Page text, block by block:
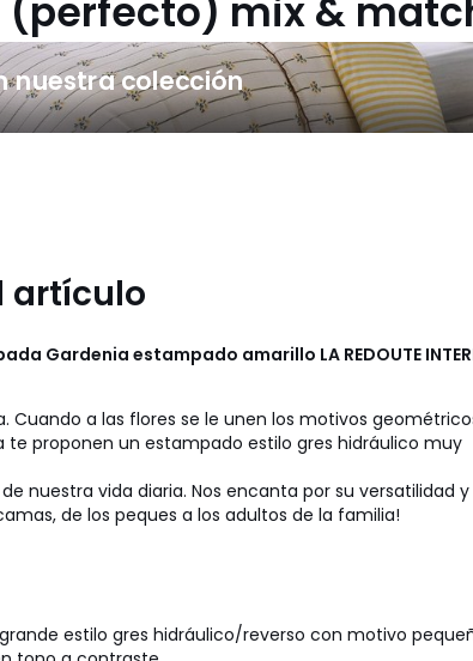
(perfecto) mix &
nuestra colección
artículo
Gardenia estampado amarillo LA REDOUTE
Cuando a las flores se le unen los motivos
te proponen un estampado estilo gres hidráulico muy
nuestra vida diaria. Nos encanta por su versatilidad y
de los peques a los adultos de la familia!
estilo gres hidráulico/reverso con motivo